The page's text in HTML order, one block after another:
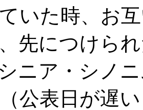
いた時、お
先につけら
ニア・シノ
公表日が遅